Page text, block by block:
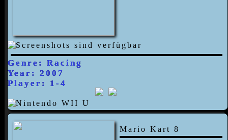
Genre: Racing
Year: 2007
Player: 1-4
Mario Kart 8